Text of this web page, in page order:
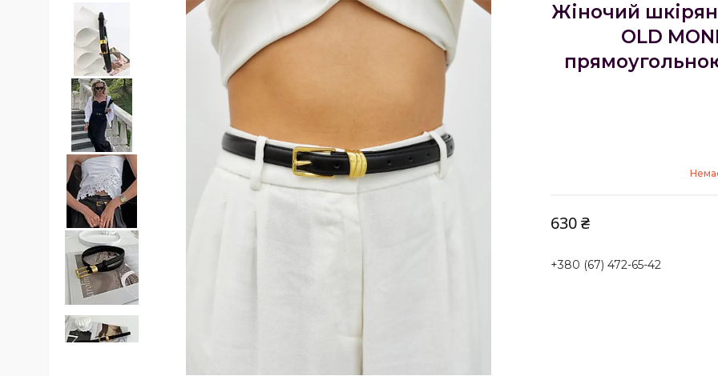
Жіночий
OLD
630 ₴
+380 (67) 472-65-42